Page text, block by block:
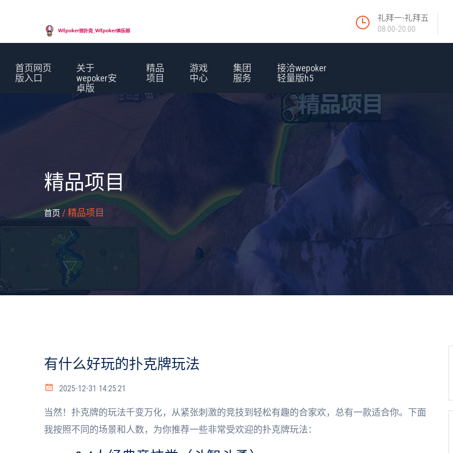
礼拜一-礼拜五
08.00-20.00
首页网页
版入口
关于
wepoker安
卓版
精品
项目
游戏
中心
集团
服务
接洽wepoker
轻量版h5
精品项目
首页 / 精品项目
有什么好玩的扑克牌玩法
2025-12-31 14:25:21
当然！扑克牌的玩法千变万化，从紧张刺激的竞技到轻松有趣的合家欢，总有一款适合你。下面
我按照不同的场景和人数，为你推荐一些非常受欢迎的扑克牌玩法：